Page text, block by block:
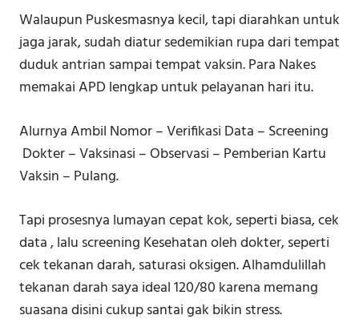
Walaupun Puskesmasnya kecil, tapi diarahkan untuk
jaga jarak, sudah diatur sedemikian rupa dari tempat
duduk antrian sampai tempat vaksin. Para Nakes
memakai APD lengkap untuk pelayanan hari itu.
Alurnya Ambil Nomor – Verifikasi Data – Screening
Dokter – Vaksinasi – Observasi – Pemberian Kartu
Vaksin – Pulang.
Tapi prosesnya lumayan cepat kok, seperti biasa, cek
data , lalu screening Kesehatan oleh dokter, seperti
cek tekanan darah, saturasi oksigen. Alhamdulillah
tekanan darah saya ideal 120/80 karena memang
suasana disini cukup santai gak bikin stress.